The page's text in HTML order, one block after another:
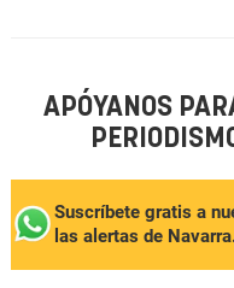
APÓYANOS
Suscríbete gratis a
las alertas de